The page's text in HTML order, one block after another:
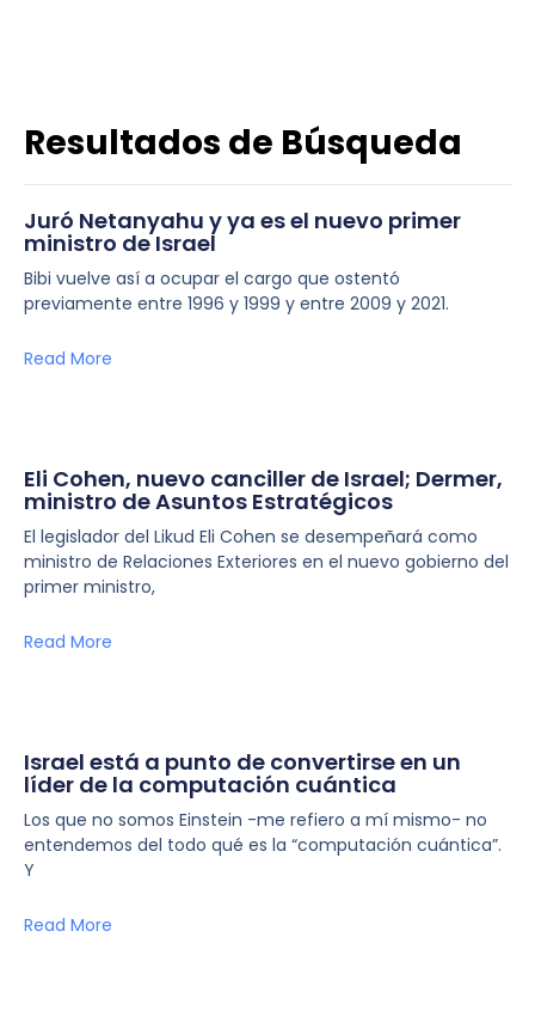
Resultados de Búsqueda
Juró Netanyahu y ya es el nuevo primer
ministro de Israel
Bibi vuelve así a ocupar el cargo que ostentó
previamente entre 1996 y 1999 y entre 2009 y 2021.
Read More
Eli Cohen, nuevo canciller de Israel; Dermer,
ministro de Asuntos Estratégicos
El legislador del Likud Eli Cohen se desempeñará como
ministro de Relaciones Exteriores en el nuevo gobierno del
primer ministro,
Read More
Israel está a punto de convertirse en un
líder de la computación cuántica
Los que no somos Einstein -me refiero a mí mismo- no
entendemos del todo qué es la “computación cuántica”.
Y
Read More